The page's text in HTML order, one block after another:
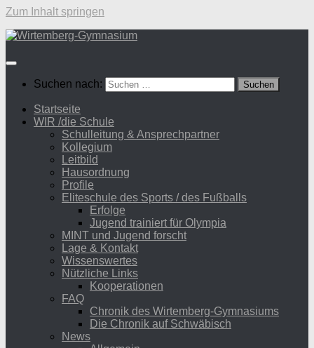
Zum Inhalt springen
Suchen nach:
Startseite
WIR /die Schule
Schulleitung & Ansprechpartner
Kollegium
Leitbild
Hausordnung
Profile
Eliteschule des Sports / des Fußballs
Erfolge
Jugend trainiert für Olympia
MINT und Jugend forscht
Lage & Kontakt
Wissenswertes
Nützliche Links
Kooperationen
FAQ
Chronik des Wirtemberg-Gymnasiums
Die Chronik auf Schwäbisch
News